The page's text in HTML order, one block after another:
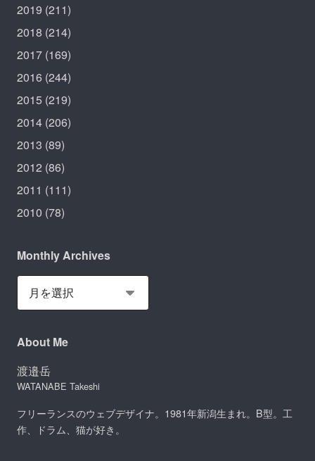
2019 (211)
2018 (214)
2017 (169)
2016 (244)
2015 (219)
2014 (206)
2013 (89)
2012 (86)
2011 (111)
2010 (78)
Monthly Archives
About Me
渡邉岳
WATANABE Takeshi
フリーランスのウェブデザイナ。1981年新潟生まれ。B型。工
作、ドラム、猫が好き。